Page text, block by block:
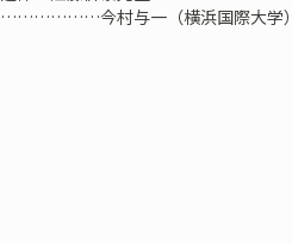
………………今村与一（横浜国際大学